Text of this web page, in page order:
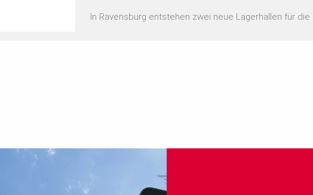
In Ravensburg entstehen zwei neue Lagerhallen für